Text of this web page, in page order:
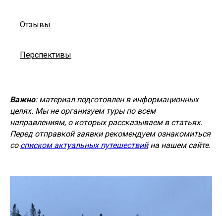
Отзывы
Перспективы
Важно: материал подготовлен в информационных
целях. Мы не организуем туры по всем
направлениям, о которых рассказываем в статьях.
Перед отправкой заявки рекомендуем ознакомиться
со списком актуальных путешествийна нашем сайте.